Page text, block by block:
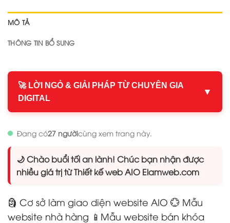
MÔ TẢ
THÔNG TIN BỔ SUNG
🚀 LỜI NGỎ & GIẢI PHÁP TỪ CHUYÊN GIA
DIGITAL
▼
Đang có27 ngườicùng xem trang này.
🌙 Chào buổi tối an lành! Chúc bạn nhận được
nhiều giá trị từ Thiết kế web AIO Elamweb.com
🗿 Cơ sở làm giao diện website AIO 💮 Mẫu
website nhà hàng 📱Mẫu website bán khóa